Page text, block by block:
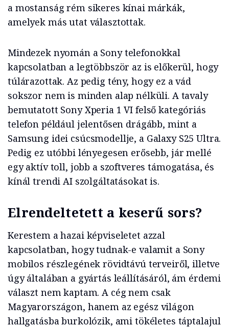
a mostanság rém sikeres kínai márkák,
amelyek más utat választottak.
Mindezek nyomán a Sony telefonokkal
kapcsolatban a legtöbbször az is előkerül, hogy
túlárazottak. Az pedig tény, hogy ez a vád
sokszor nem is minden alap nélküli. A tavaly
bemutatott Sony Xperia 1 VI felső kategóriás
telefon például jelentősen drágább, mint a
Samsung idei csúcsmodellje, a Galaxy S25 Ultra.
Pedig ez utóbbi lényegesen erősebb, jár mellé
egy aktív toll, jobb a szoftveres támogatása, és
kínál trendi AI szolgáltatásokat is.
Elrendeltetett a keserű sors?
Kerestem a hazai képviseletet azzal
kapcsolatban, hogy tudnak-e valamit a Sony
mobilos részlegének rövidtávú terveiről, illetve
úgy általában a gyártás leállításáról, ám érdemi
választ nem kaptam. A cég nem csak
Magyarországon, hanem az egész világon
hallgatásba burkolózik, ami tökéletes táptalajul